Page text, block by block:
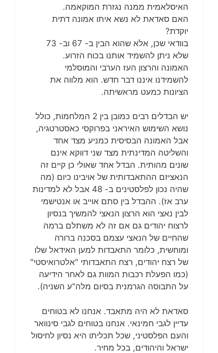
האיסלאמית ממנה נגזרת המוקאמה.
האם סאדאת לא נשא איתו אמונה דתית
יוקדת?
בוודאי שכן, אלא שהוא הבין ב- 67 וב- 73
שלא ניתן להשמיד אותנו בכוח הזרוע.
האמונה והרצון העז הערבי והמוסלמי
להשמידנו איננו דבר חדש. הוא מלווה את
הציונות כמעט מראשיתה.
יש הבדלים רבים כמובן בין 2 המלחמות, כולל
נושא השימוש האיראני בפרוקסי כאסטרטגיה,
אבל האמונה הבסיסית כמניע מצד אחד
והשליטה המדינתית מצד שני דווקא אינם
שונים מהותית. הבדל אחד שאולי כן קיים זה
הנאציזם ההתאבדותית של אויבינו כיום (מה
שהיה נכון לפלסטינים ב- 48 אבל לא למדינות
ערב אז). ההבדל בין סתם אוייב או אנטישמי
לבין נאצי הוא הרצון הנאצי להמשיך בנסיון
לרצוח יהודים גם אם זה לא משתלם ברמה
שהחיים של הנאצי עצמם בסכנה ברורה
ומוחשית, כלומר התאבדות למען האידאל שלו
של רצח יהודים, רצח התאבדותי "אלטרואיסטי"
(כמו הפעלת רכבות המוות גם לאחר הידיעה
על התבוסה הגרמנית בסיום מלה"ע השניה).
סאדאת לא היה מתאבד. אנחנו לא בטוחים
עדיין לגבי חמינאי. אנחנו בטוחים לגבי סינוואר
והעם הפלסטיני, שכל תכליתו היא נסיון לחיסול
ישראל והיהודים, בכל מחיר.